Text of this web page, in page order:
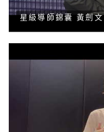
星級導師錦囊 黃劍文